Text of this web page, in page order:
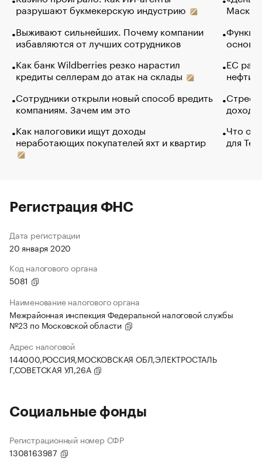
разрушают букмекерскую индустрию
Выживают сильнейших. Почему компании
избавляются от лучших сотрудников
Как банк Wildberries резко нарастил
кредиты селлерам до атак на склады
Сотрудники открыли новый способ вредить
компаниям. Зачем им это
Как налоговики ищут доходы
неработающих покупателей яхт и квартир
Маск в
основ
ЕС
нефти
Что
для
Регистрация ФНС
Дата регистрации
20 января 2020
Код налогового органа
5081
Наименование налогового органа
Межрайонная инспекция Федеральной налоговой службы
№23 по Московской области
Адрес налоговой
144000,РОССИЯ,МОСКОВСКАЯ ОБЛ,ЭЛЕКТРОСТАЛЬ
Г,СОВЕТСКАЯ УЛ,26А
Социальные фонды
Регистрационный номер СФР
1308163987